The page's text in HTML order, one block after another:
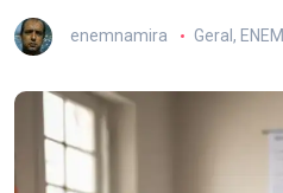
enemnamira Geral , ENEM